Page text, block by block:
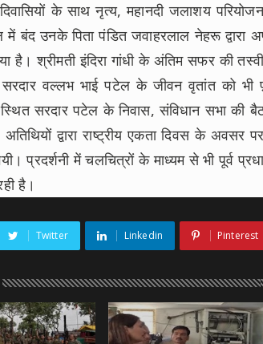
के साथ नृत्य, महानदी जलाशय
में बंद उनके पिता पंडित जवाहरलाल नेहरू द्वारा
है। श्रीमती इंदिरा गांधी के अंतिम सफर की
वल्लभ भाई पटेल के जीवन वृतांत को भी
सरदार पटेल के निवास, संविधान सभा की
द्वारा राष्ट्रीय एकता दिवस के
प्रदर्शनी में चलचित्रों के माध्यम से भी पूर्व
है।
Twitter Linkedin Pinterest